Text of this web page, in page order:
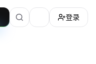
加载主题切换
登录